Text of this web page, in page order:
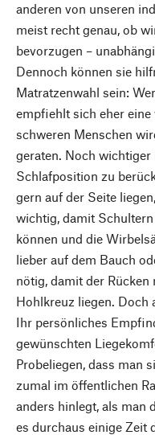
anderen von unseren
meist recht genau, ob
bevorzugen –
Dennoch können sie
Matratzenwahl sein:
empfiehlt sich eher
schweren Menschen
geraten. Noch wichtiger
Schlafposition zu
gern auf der Seite
wichtig, damit
können und die
lieber auf dem Bauch
nötig, damit der
Hohlkreuz liegen. Doch
Ihr persönliches
gewünschten
Probeliegen, dass man
zumal im öffentlichen
anders hinlegt, als man
es durchaus einige Zeit